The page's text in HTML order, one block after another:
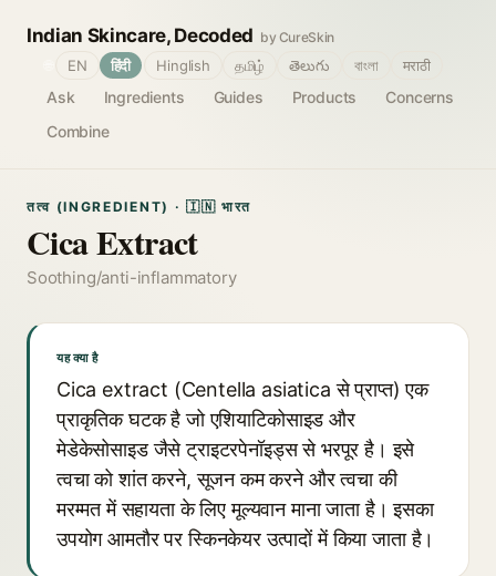
Indian Skincare, Decoded by CureSkin
Ask Ingredients Guides Products
Concerns
Combine
EN हिंदी Hinglish தமிழ் తెలుగు বাংলা मराठी
तत्व (INGREDIENT) · 🇮🇳 भारत
Cica Extract
Soothing/anti-inflammatory
यह क्या है
Cica extract (Centella asiatica से प्राप्त) एक
प्राकृतिक घटक है जो एशियाटिकोसाइड और
मेडेकेसोसाइड जैसे ट्राइटरपेनॉइड्स से भरपूर है। इसे
त्वचा को शांत करने, सूजन कम करने और त्वचा की
मरम्मत में सहायता के लिए मूल्यवान माना जाता है। इसका
उपयोग आमतौर पर स्किनकेयर उत्पादों में किया जाता है।